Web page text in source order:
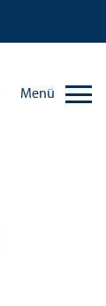
Menü